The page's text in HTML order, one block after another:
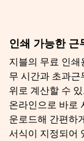
인쇄 가능한 근
지블의 무료 인쇄
무 시간과 초과
위로 계산할 수
온라인으로 바로
운로드해 간편하
서식이 지정되어